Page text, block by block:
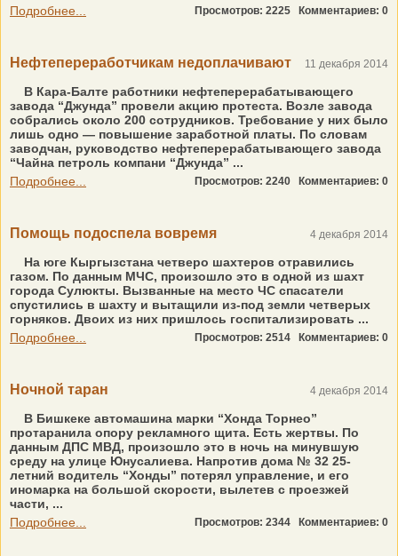
Подробнее...
Просмотров: 2225 Комментариев: 0
Нефтепереработчикам недоплачивают 11 декабря 2014
В Кара-Балте работники нефтеперерабатывающего
завода “Джунда” провели акцию протеста. Возле завода
собрались около 200 сотрудников. Требование у них было
лишь одно — повышение заработной платы. По словам
заводчан, руководство нефтеперерабатывающего завода
“Чайна петроль компани “Джунда” ...
Подробнее...
Просмотров: 2240 Комментариев: 0
Помощь подоспела вовремя 4 декабря 2014
На юге Кыргызстана четверо шахтеров отравились
газом. По данным МЧС, произошло это в одной из шахт
города Сулюкты. Вызванные на место ЧС спасатели
спустились в шахту и вытащили из-под земли четверых
горняков. Двоих из них пришлось госпитализировать ...
Подробнее...
Просмотров: 2514 Комментариев: 0
Ночной таран 4 декабря 2014
В Бишкеке автомашина марки “Хонда Торнео”
протаранила опору рекламного щита. Есть жертвы. По
данным ДПС МВД, произошло это в ночь на минувшую
среду на улице Юнусалиева. Напротив дома № 32 25-
летний водитель “Хонды” потерял управление, и его
иномарка на большой скорости, вылетев с проезжей
части, ...
Подробнее...
Просмотров: 2344 Комментариев: 0